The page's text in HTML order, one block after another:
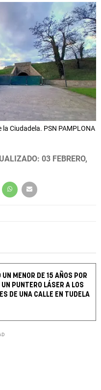
Ciudadela. PSN PAMPLONA
03 FEBRERO,
UN MENOR DE 15 AÑOS POR
PUNTERO LÁSER A LOS
DE UNA CALLE EN TUDELA